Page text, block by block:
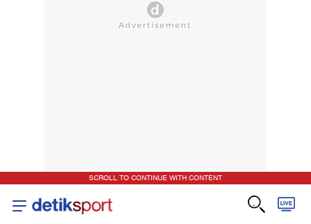
SCROLL TO CONTINUE WITH CONTENT